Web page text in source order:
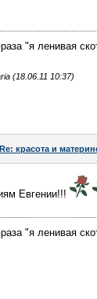
"я ленивая
(18.06.11 10:37)
Re: красота и
Евгении!!!
"я ленивая